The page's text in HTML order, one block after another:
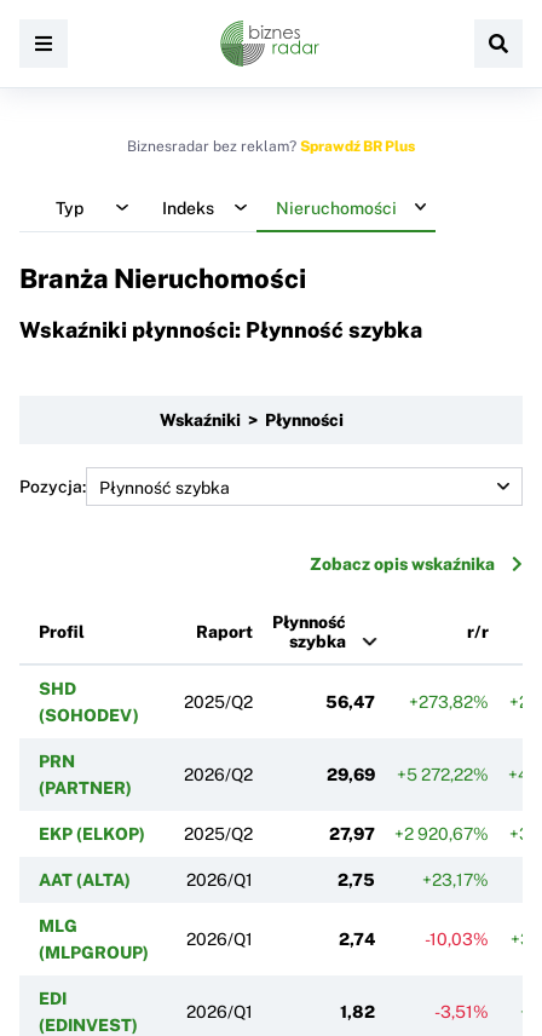
Biznesradar bez reklam? Sprawdź BR Plus
Typ Indeks Nieruchomości
Branża Nieruchomości
Wskaźniki płynności: Płynność szybka
Wskaźniki > Płynności
Pozycja:
Zobacz opis wskaźnika
Profil Raport
Płynność
szybka
r/r
SHD
(SOHODEV)
2025/Q2 56,47 +273,82%
PRN
(PARTNER)
2026/Q2 29,69 +5 272,22%
EKP (ELKOP) 2025/Q2 27,97 +2 920,67%
AAT (ALTA) 2026/Q1 2,75 +23,17%
MLG
(MLPGROUP)
2026/Q1 2,74 -10,03%
EDI
(EDINVEST)
2026/Q1 1,82 -3,51%